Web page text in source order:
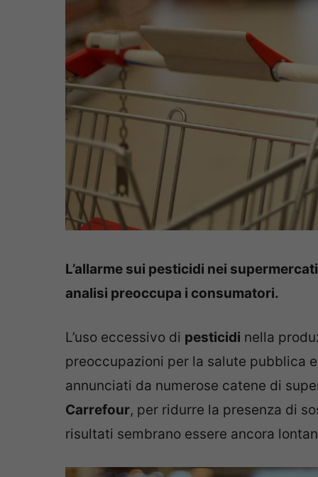
L’allarme sui pesticidi nei
analisi preoccupa i consumatori.
L’uso eccessivo di pesticidi nella
preoccupazioni per la salute pubblica
annunciati da numerose catene di
Carrefour, per ridurre la presenza di
risultati sembrano essere ancora